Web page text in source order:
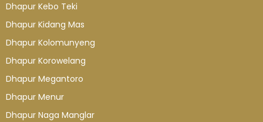
Dhapur Kebo Teki
Dhapur Kidang Mas
Dhapur Kolomunyeng
Dhapur Korowelang
Dhapur Megantoro
Dhapur Menur
Dhapur Naga Manglar